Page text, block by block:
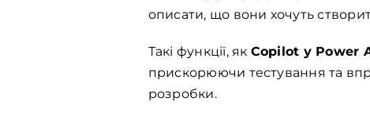
описати, що вони хочуть
Такі функції, як Copilot у Power
прискорюючи тестування та
розробки.